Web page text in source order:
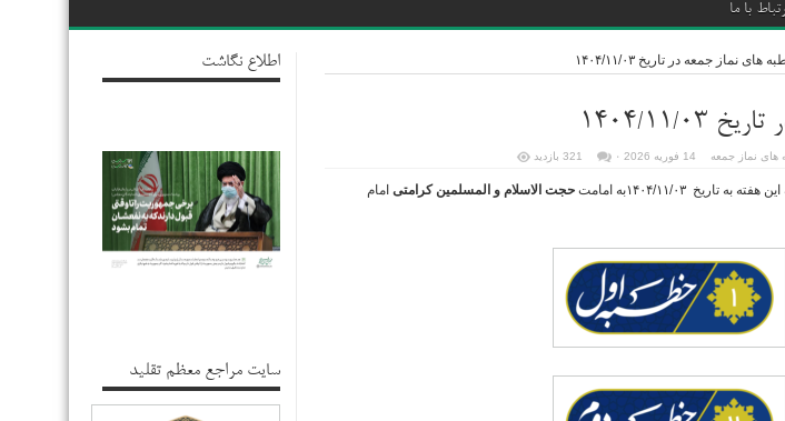
با ما
های نماز جمعه در تاریخ ۱۴۰۴/۱۱/۰۳
۱۱/۰۳
های نماز جمعه ۰ 321 بازدید
۱۴۰۴/۱۱/۰۳به امامت حجت الاسلام و المسلمین کرامتی امام
اطلاع نگاشت
سایت مراجع معظم تقلید